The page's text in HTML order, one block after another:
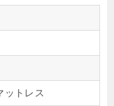
ットレス